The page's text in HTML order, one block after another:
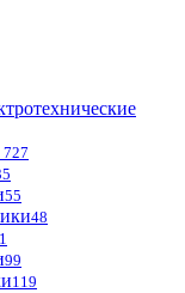
727
55
48
99
119